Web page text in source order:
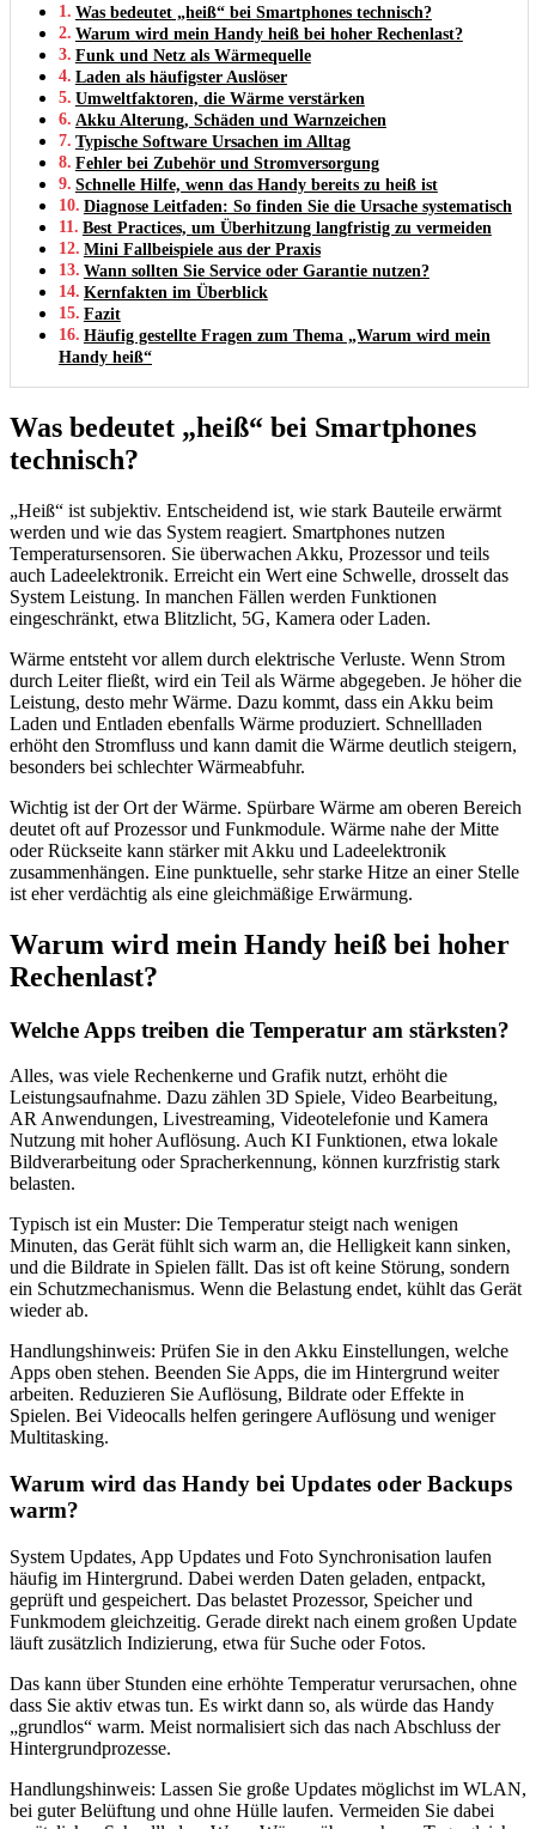
Was bedeutet „heiß“ bei Smartphones technisch?
Warum wird mein Handy heiß bei hoher Rechenlast?
Funk und Netz als Wärmequelle
Laden als häufigster Auslöser
Umweltfaktoren, die Wärme verstärken
Akku Alterung, Schäden und Warnzeichen
Typische Software Ursachen im Alltag
Fehler bei Zubehör und Stromversorgung
Schnelle Hilfe, wenn das Handy bereits zu heiß ist
Diagnose Leitfaden: So finden Sie die Ursache systematisch
Best Practices, um Überhitzung langfristig zu vermeiden
Mini Fallbeispiele aus der Praxis
Wann sollten Sie Service oder Garantie nutzen?
Kernfakten im Überblick
Fazit
Häufig gestellte Fragen zum Thema „Warum wird mein
Handy heiß“
Was bedeutet „heiß“ bei Smartphones
technisch?
„Heiß“ ist subjektiv. Entscheidend ist, wie stark Bauteile erwärmt
werden und wie das System reagiert. Smartphones nutzen
Temperatursensoren. Sie überwachen Akku, Prozessor und teils
auch Ladeelektronik. Erreicht ein Wert eine Schwelle, drosselt das
System Leistung. In manchen Fällen werden Funktionen
eingeschränkt, etwa Blitzlicht, 5G, Kamera oder Laden.
Wärme entsteht vor allem durch elektrische Verluste. Wenn Strom
durch Leiter fließt, wird ein Teil als Wärme abgegeben. Je höher die
Leistung, desto mehr Wärme. Dazu kommt, dass ein Akku beim
Laden und Entladen ebenfalls Wärme produziert. Schnellladen
erhöht den Stromfluss und kann damit die Wärme deutlich steigern,
besonders bei schlechter Wärmeabfuhr.
Wichtig ist der Ort der Wärme. Spürbare Wärme am oberen Bereich
deutet oft auf Prozessor und Funkmodule. Wärme nahe der Mitte
oder Rückseite kann stärker mit Akku und Ladeelektronik
zusammenhängen. Eine punktuelle, sehr starke Hitze an einer Stelle
ist eher verdächtig als eine gleichmäßige Erwärmung.
Warum wird mein Handy heiß bei hoher
Rechenlast?
Welche Apps treiben die Temperatur am stärksten?
Alles, was viele Rechenkerne und Grafik nutzt, erhöht die
Leistungsaufnahme. Dazu zählen 3D Spiele, Video Bearbeitung,
AR Anwendungen, Livestreaming, Videotelefonie und Kamera
Nutzung mit hoher Auflösung. Auch KI Funktionen, etwa lokale
Bildverarbeitung oder Spracherkennung, können kurzfristig stark
belasten.
Typisch ist ein Muster: Die Temperatur steigt nach wenigen
Minuten, das Gerät fühlt sich warm an, die Helligkeit kann sinken,
und die Bildrate in Spielen fällt. Das ist oft keine Störung, sondern
ein Schutzmechanismus. Wenn die Belastung endet, kühlt das Gerät
wieder ab.
Handlungshinweis: Prüfen Sie in den Akku Einstellungen, welche
Apps oben stehen. Beenden Sie Apps, die im Hintergrund weiter
arbeiten. Reduzieren Sie Auflösung, Bildrate oder Effekte in
Spielen. Bei Videocalls helfen geringere Auflösung und weniger
Multitasking.
Warum wird das Handy bei Updates oder Backups
warm?
System Updates, App Updates und Foto Synchronisation laufen
häufig im Hintergrund. Dabei werden Daten geladen, entpackt,
geprüft und gespeichert. Das belastet Prozessor, Speicher und
Funkmodem gleichzeitig. Gerade direkt nach einem großen Update
läuft zusätzlich Indizierung, etwa für Suche oder Fotos.
Das kann über Stunden eine erhöhte Temperatur verursachen, ohne
dass Sie aktiv etwas tun. Es wirkt dann so, als würde das Handy
„grundlos“ warm. Meist normalisiert sich das nach Abschluss der
Hintergrundprozesse.
Handlungshinweis: Lassen Sie große Updates möglichst im WLAN,
bei guter Belüftung und ohne Hülle laufen. Vermeiden Sie dabei